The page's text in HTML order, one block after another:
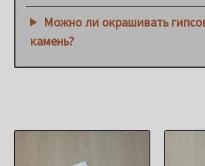
Можно ли окрашивать
камень?